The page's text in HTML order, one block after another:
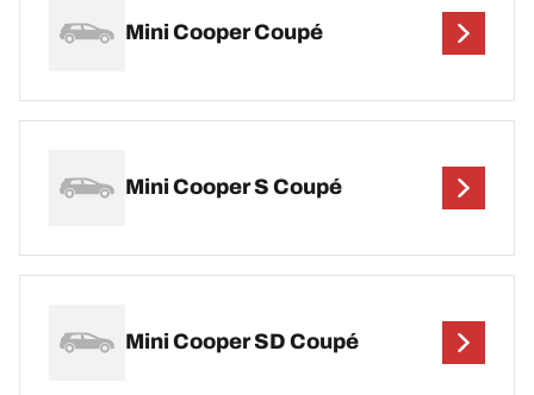
Mini Cooper Coupé
Mini Cooper S Coupé
Mini Cooper SD Coupé